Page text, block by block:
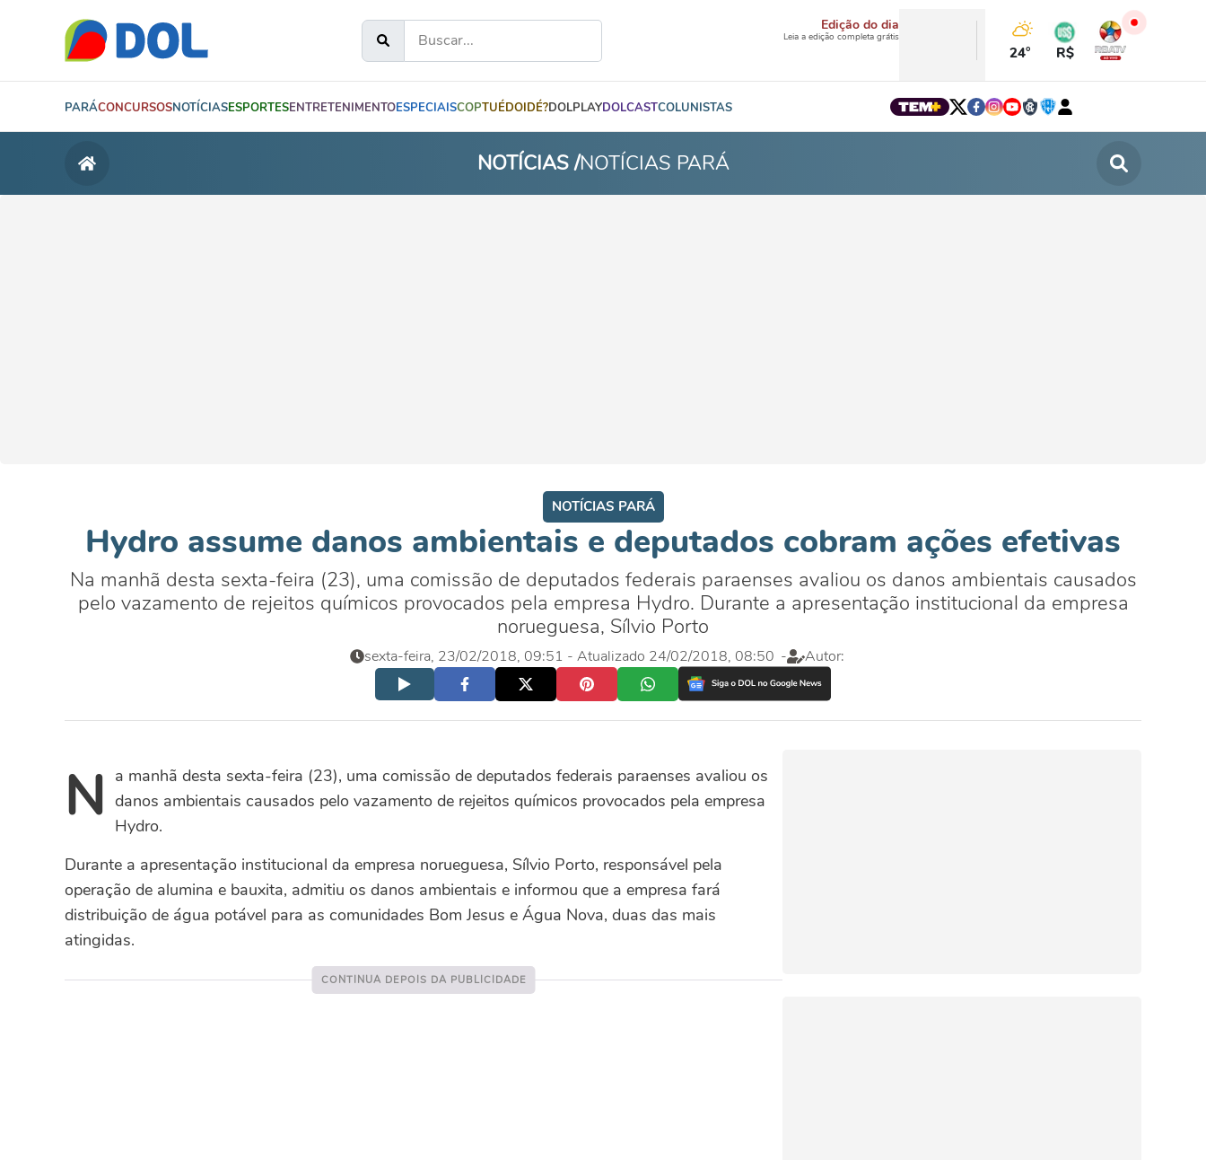
Edição do dia
Leia a edição completa grátis
24° R$
PARÁCONCURSOSNOTÍCIASESPORTESENTRETENIMENTOESPECIAISCOPTUÉDOIDÉ?DOLPLAYDOLCASTCOLUNISTAS
NOTÍCIAS /NOTÍCIAS PARÁ
NOTÍCIAS PARÁ
Hydro assume danos ambientais e deputados cobram ações efetivas
Na manhã desta sexta-feira (23), uma comissão de deputados federais paraenses avaliou os danos ambientais causados
pelo vazamento de rejeitos químicos provocados pela empresa Hydro. Durante a apresentação institucional da empresa
norueguesa, Sílvio Porto
sexta-feira, 23/02/2018, 09:51 - Atualizado 24/02/2018, 08:50 - Autor:
Na manhã desta sexta-feira (23), uma comissão de deputados federais paraenses avaliou os
danos ambientais causados pelo vazamento de rejeitos químicos provocados pela empresa
Hydro.
Durante a apresentação institucional da empresa norueguesa, Sílvio Porto, responsável pela
operação de alumina e bauxita, admitiu os danos ambientais e informou que a empresa fará
distribuição de água potável para as comunidades Bom Jesus e Água Nova, duas das mais
atingidas.